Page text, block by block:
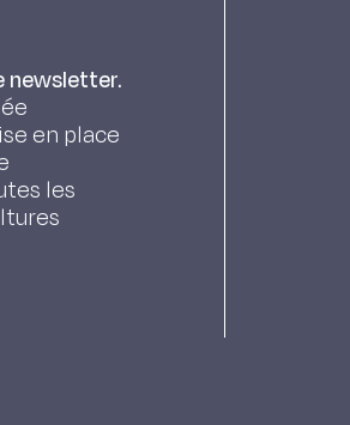
newsletter.
en place
les